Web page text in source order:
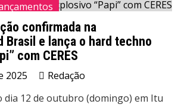
confirmada na
Brasil e lança o hard techno
com CERES
2025
Redação
dia 12 de outubro (domingo) em Itu